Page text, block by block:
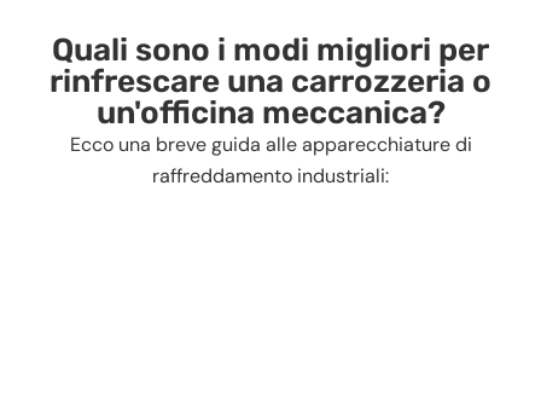
Quali sono i modi migliori per
rinfrescare una carrozzeria o
un'officina meccanica?
Ecco una breve guida alle apparecchiature di
raffreddamento industriali: